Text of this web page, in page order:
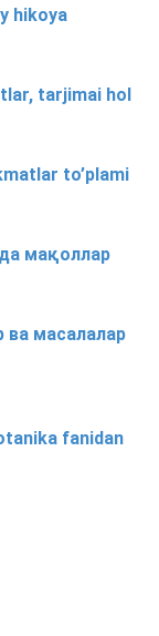
hikoya
tarjimai hol
to’plami
мақоллар
масалалар
fanidan